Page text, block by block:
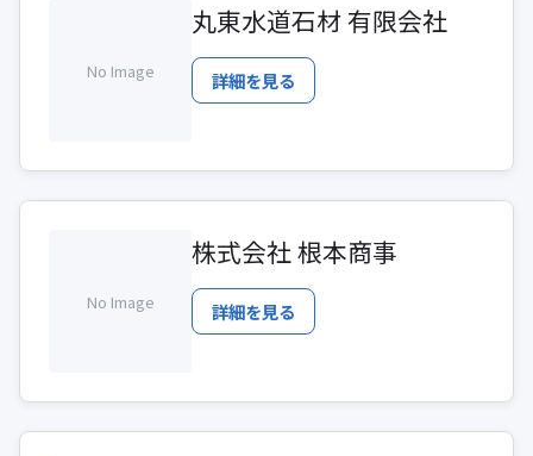
No Image
丸東水道石材 有限会社
詳細を見る
No Image
株式会社 根本商事
詳細を見る